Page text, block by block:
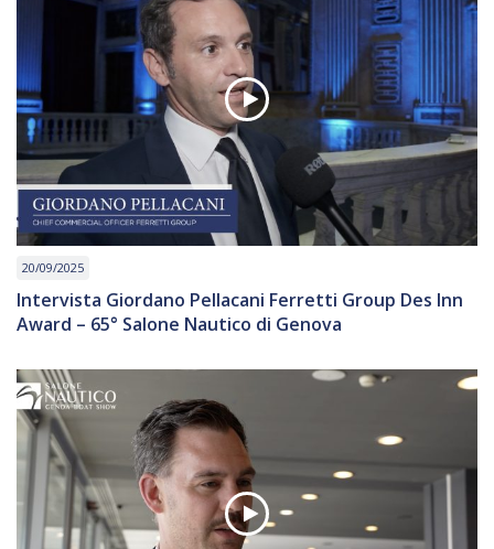
20/09/2025
Intervista Giordano Pellacani Ferretti Group Des Inn
Award – 65° Salone Nautico di Genova